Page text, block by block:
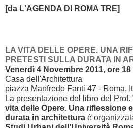
[da L'AGENDA DI ROMA TRE]
LA VITA DELLE OPERE. UNA
PRETESTI SULLA DURATA IN
Venerdì 4 Novembre 2011, ore 18
Casa dell'Architettura
piazza Manfredo Fanti 47 - Roma,
La presentazione del libro del Prof.
vita delle Opere. Una riflessione
durata in architettura è